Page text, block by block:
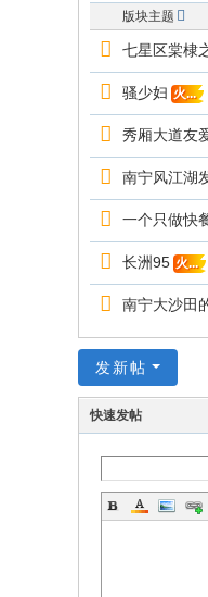
版块主题
七星区棠棣
骚少妇 火...
秀厢大道友
南宁风江湖
一个只做快
长洲95 火...
南宁大沙田
发新帖
快速发帖